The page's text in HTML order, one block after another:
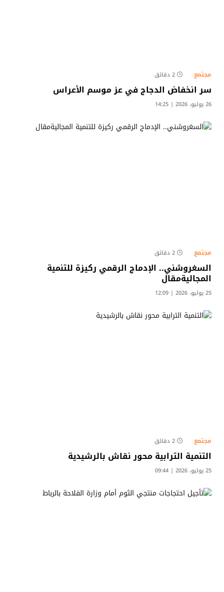
مجتمع 2 دقائق
سر انخفاض الدجاج في عز موسم الأعراس
26 يوليو، 2026 | 14:25
مجتمع 2 دقائق
السغروشني.. الإدماج الرقمي ركيزة للتنمية
المجاليةمقال
25 يوليو، 2026 | 12:09
مجتمع 2 دقائق
التنمية الترابية محور نقاش بالرشيدية
25 يوليو، 2026 | 09:44